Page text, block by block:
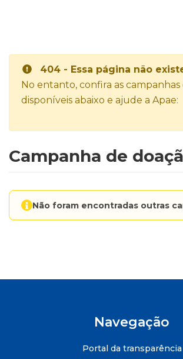
404 - Essa página não
No entanto, confira as campanhas
disponíveis abaixo e ajude a Apae:
Campanha de
Não foram encontradas outras
Navegação
Portal da transparência